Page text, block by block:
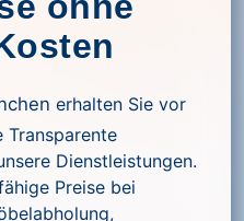
erhalten Sie vor
Transparente
Dienstleistungen.
Preise bei